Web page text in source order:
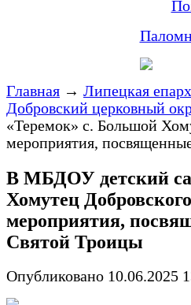
Главная → Липецкая
Добровский церковный
«Теремок» с. Большой
мероприятия,
В МБДОУ детский
Хомутец
мероприятия,
Святой Троицы
Опубликовано 10.06.2025